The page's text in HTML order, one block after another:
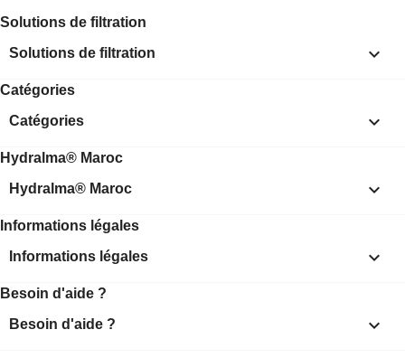
Solutions de filtration
Solutions de filtration

Catégories
Catégories

Hydralma® Maroc
Hydralma® Maroc

Informations légales
Informations légales

Besoin d'aide ?
Besoin d'aide ?
